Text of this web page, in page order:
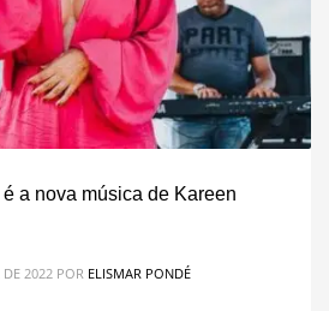
é a nova música de Kareen
DE 2022 POR ELISMAR PONDÉ